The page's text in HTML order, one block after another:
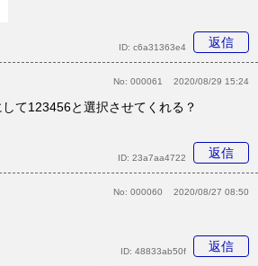
返信
ID: c6a31363e4
No: 000061 2020/08/29 15:24
て123456と選択させてくれる？
返信
ID: 23a7aa4722
No: 000060 2020/08/27 08:50
返信
ID: 48833ab50f